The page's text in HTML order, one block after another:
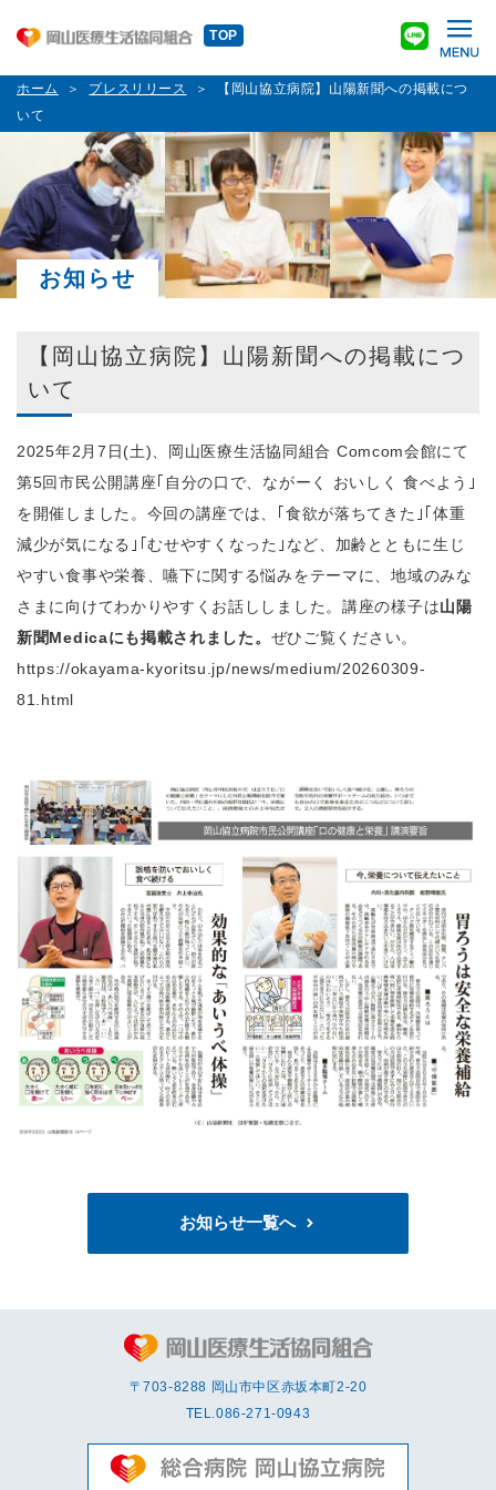
TOP
ホーム プレスリリース
【岡山協立病院】山陽新聞への掲載につ
いて
お知らせ
【岡山協立病院】山陽新聞への掲載につ
いて
2025年2月7日(土)、岡山医療生活協同組合 Comcom会館にて
第5回市民公開講座｢自分の口で、ながーく おいしく 食べよう｣
を開催しました。今回の講座では、｢食欲が落ちてきた｣｢体重
減少が気になる｣｢むせやすくなった｣など、加齢とともに生じ
やすい食事や栄養、嚥下に関する悩みをテーマに、地域のみな
さまに向けてわかりやすくお話ししました。講座の様子は山陽
新聞Medicaにも掲載されました。 ぜひご覧ください。
https://okayama-kyoritsu.jp/news/medium/20260309-
81.html
お知らせ一覧へ
〒703-8288 岡⼭市中区赤坂本町2-20
TEL.086-271-0943